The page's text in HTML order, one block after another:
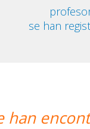
se han
nativo